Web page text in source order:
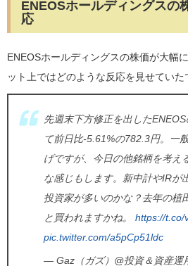
ENEOSホールディングスの
応
ENEOSホールディングスの株価が大幅
ット上ではどのような反応を見せていた
先週末下方修正を出した
て前日比-5.61%の782.3円。一
げですが、今日の他銘柄を考え
な感じもします。新中計やIRが
投資家が多いのかな？去年の植
と買われますかね。 https://t.co/
pic.twitter.com/a5pCp51ldc
— Gaz（ガズ）@投資＆資産運